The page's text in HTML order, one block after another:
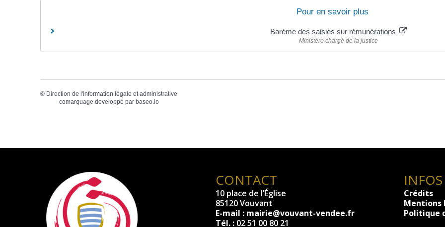
Pour en savoir plus
Barème des saisies sur rémunérations
Ministère chargé de la justice
© Direction de l'information légale et administrative
comarquage developpé par baseo.io
CONTACT
10 place de l’Église
85120 Vouvant
E-mail : mairie@vouvant-vendee.fr
Tél. :02 51 00 80 21
Crédits
Mentions
Politique